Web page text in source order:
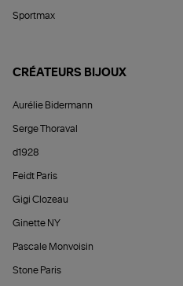
Sportmax
CRÉATEURS BIJOUX
Aurélie Bidermann
Serge Thoraval
d1928
Feidt Paris
Gigi Clozeau
Ginette NY
Pascale Monvoisin
Stone Paris